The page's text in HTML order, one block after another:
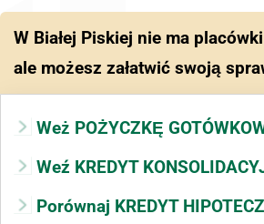
W Białej Piskiej nie ma
ale możesz załatwić swoją
Weż POŻYCZKĘ
Weź KREDYT
Porównaj KREDYT